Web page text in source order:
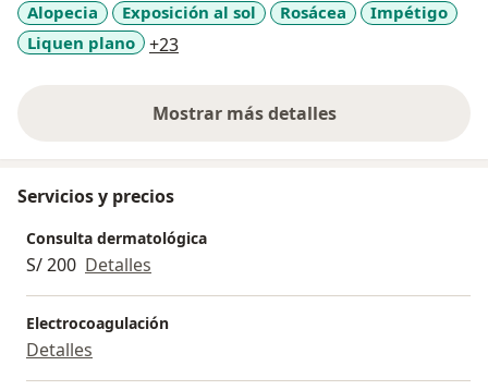
Alopecia Exposición al sol Rosácea
Impétigo
Liquen plano
+23a11y_sr_more_diseases
Mostrar más detalles
sobre la experiencia
Servicios y precios
Consulta dermatológica
S/ 200 Detalles
Electrocoagulación
Detalles